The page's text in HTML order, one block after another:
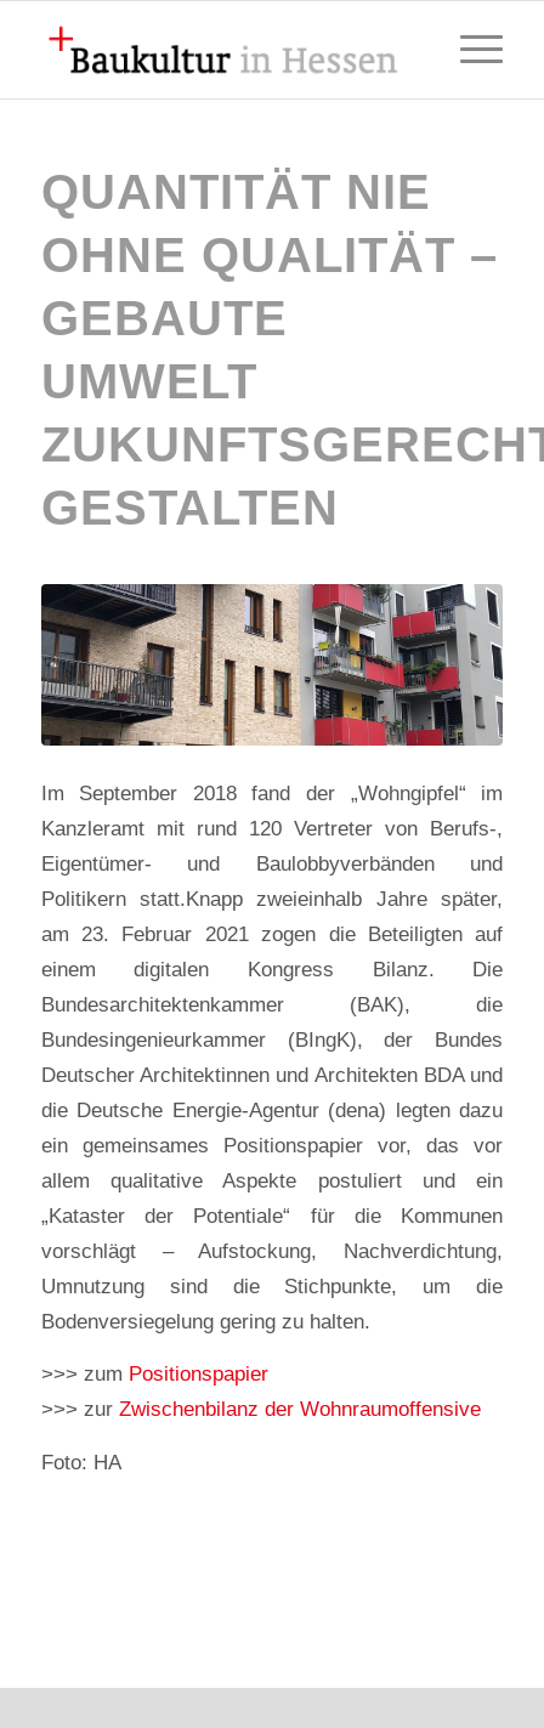
QUANTITÄT NIE
OHNE QUALITÄT –
GEBAUTE
UMWELT
GESTALTEN
Im September 2018 fand der „Wohngipfel“ im
Kanzleramt mit rund 120 Vertreter von Berufs-,
Eigentümer- und Baulobbyverbänden und
Politikern statt.Knapp zweieinhalb Jahre später,
am 23. Februar 2021 zogen die Beteiligten auf
einem digitalen Kongress Bilanz. Die
Bundesarchitektenkammer (BAK), die
Bundesingenieurkammer (BIngK), der Bundes
Deutscher Architektinnen und Architekten BDA und
die Deutsche Energie-Agentur (dena) legten dazu
ein gemeinsames Positionspapier vor, das vor
allem qualitative Aspekte postuliert und ein
„Kataster der Potentiale“ für die Kommunen
vorschlägt – Aufstockung, Nachverdichtung,
Umnutzung sind die Stichpunkte, um die
Bodenversiegelung gering zu halten.
>>> zum Positionspapier
>>> zur Zwischenbilanz der Wohnraumoffensive
Foto: HA